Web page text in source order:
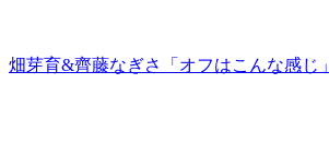
畑芽育&齊藤なぎさ「オフはこんな感じ」